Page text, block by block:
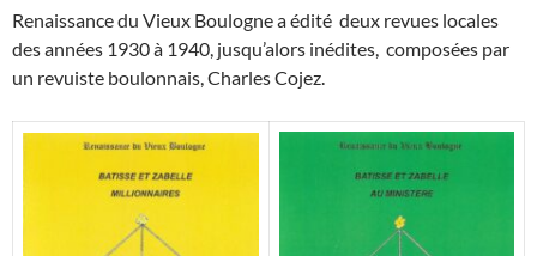
Renaissance du Vieux Boulogne a édité deux revues locales
des années 1930 à 1940, jusqu’alors inédites, composées par
un revuiste boulonnais, Charles Cojez.